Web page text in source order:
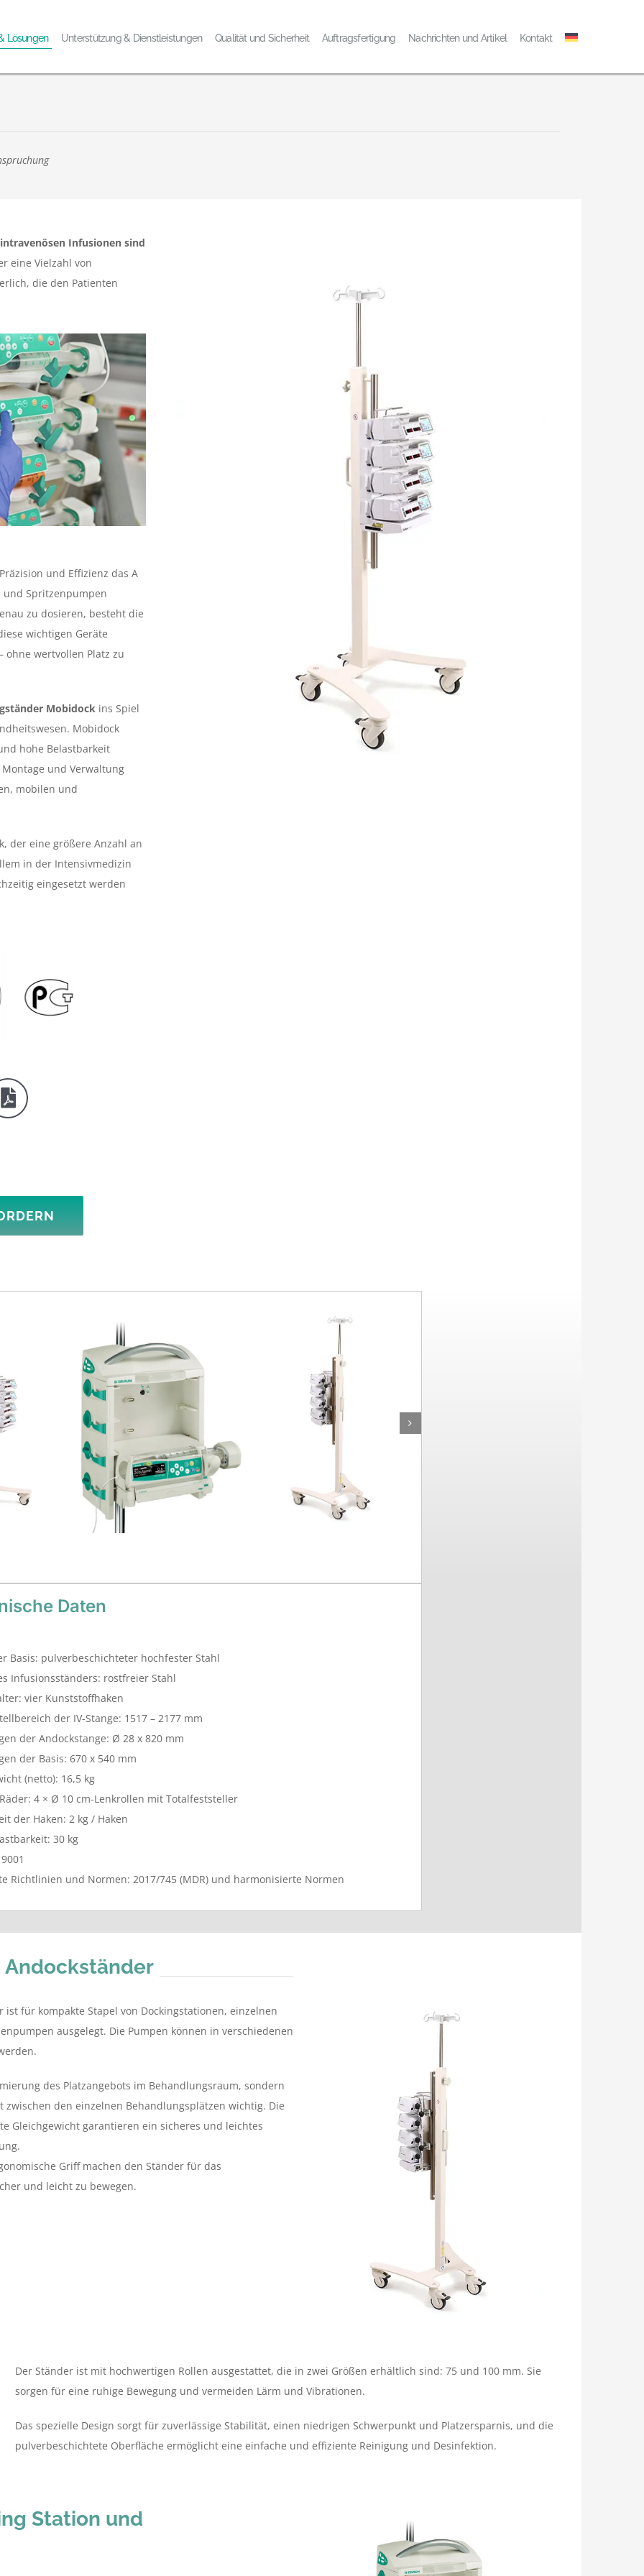
Lösungen Unterstützung & Dienstleistungen Qualität und Sicherheit Auftragsfertigung Nachrichten und Artikel Kontakt
Infusionen sind
eine Vielzahl von
die den Patienten
und Effizienz das A
und Spritzenpumpen
zu dosieren, besteht die
wichtigen Geräte
wertvollen Platz zu
Mobidock ins Spiel
Mobidock
hohe Belastbarkeit
und Verwaltung
mobilen und
der eine größere Anzahl an
in der Intensivmedizin
eingesetzt werden
Daten
Basis: pulverbeschichteter hochfester Stahl
Infusionsständers: rostfreier Stahl
vier Kunststoffhaken
der IV-Stange: 1517 – 2177 mm
der Andockstange: Ø 28 x 820 mm
der Basis: 670 x 540 mm
(netto): 16,5 kg
4 × Ø 10 cm-Lenkrollen mit Totalfeststeller
der Haken: 2 kg / Haken
30 kg
Richtlinien und Normen: 2017/745 (MDR) und harmonisierte Normen
für kompakte Stapel von Dockingstationen, einzelnen
ausgelegt. Die Pumpen können in verschiedenen
des Platzangebots im Behandlungsraum, sondern
den einzelnen Behandlungsplätzen wichtig. Die
Gleichgewicht garantieren ein sicheres und leichtes
Griff machen den Ständer für das
und leicht zu bewegen.
Der Ständer ist mit hochwertigen Rollen ausgestattet, die in zwei Größen erhältlich sind: 75 und 100 mm. Sie
sorgen für eine ruhige Bewegung und vermeiden Lärm und Vibrationen.
Das spezielle Design sorgt für zuverlässige Stabilität, einen niedrigen Schwerpunkt und Platzersparnis, und die
pulverbeschichtete Oberfläche ermöglicht eine einfache und effiziente Reinigung und Desinfektion.
Station und